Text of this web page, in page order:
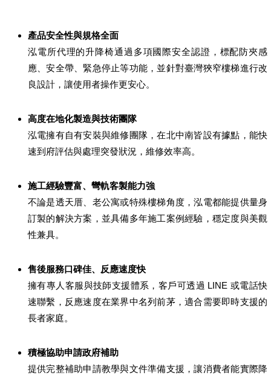
產品安全性與規格全面
泓電所代理的升降椅通過多項國際安全認證，標配防夾感
應、安全帶、緊急停止等功能，並針對臺灣狹窄樓梯進行改
良設計，讓使用者操作更安心。
高度在地化製造與技術團隊
泓電擁有自有安裝與維修團隊，在北中南皆設有據點，能快
速到府評估與處理突發狀況，維修效率高。
施工經驗豐富、彎軌客製能力強
不論是透天厝、老公寓或特殊樓梯角度，泓電都能提供量身
訂製的解決方案，並具備多年施工案例經驗，穩定度與美觀
性兼具。
售後服務口碑佳、反應速度快
擁有專人客服與技師支援體系，客戶可透過 LINE 或電話快
速聯繫，反應速度在業界中名列前茅，適合需要即時支援的
長者家庭。
積極協助申請政府補助
提供完整補助申請教學與文件準備支援，讓消費者能實際降